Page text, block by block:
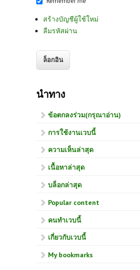
สร้างบัญชีผู้ใช้ใหม่
ลืมรหัสผ่าน
นำทาง
ข้อตกลงร่วม(กรุณาอ่าน)
การใช้งานเวบนี้
ความเห็นล่าสุด
เนื้อหาล่าสุด
บล็อกล่าสุด
Popular content
คนทำเวบนี้
เกี่ยวกับเวบนี้
My bookmarks